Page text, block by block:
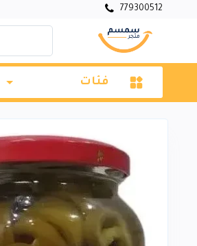
779300512
فئات